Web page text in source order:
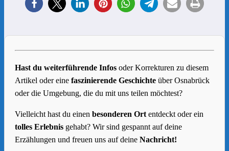
Hast du weiterführende Infos oder Korrekturen zu diesem
Artikel oder eine faszinierende Geschichte über Osnabrück
oder die Umgebung, die du mit uns teilen möchtest?
Vielleicht hast du einen besonderen Ort entdeckt oder ein
tolles Erlebnis gehabt? Wir sind gespannt auf deine
Erzählungen und freuen uns auf deine Nachricht!